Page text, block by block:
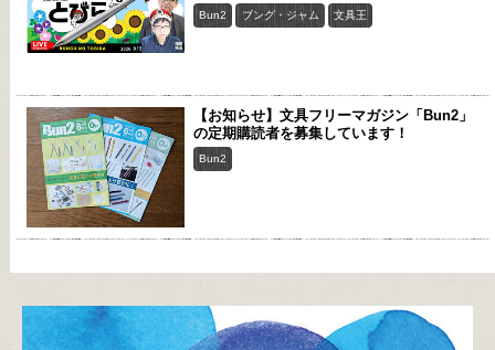
Bun2 ブング・ジャム 文具王
【お知らせ】文具フリーマガジン「Bun2」
の定期購読者を募集しています！
Bun2